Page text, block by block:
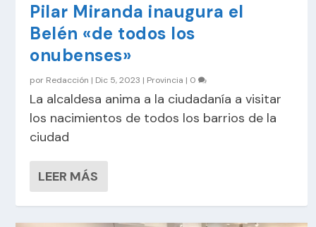
Pilar Miranda inaugura el
Belén «de todos los
onubenses»
por Redacción | Dic 5, 2023 | Provincia | 0
La alcaldesa anima a la ciudadanía a visitar
los nacimientos de todos los barrios de la
ciudad
LEER MÁS